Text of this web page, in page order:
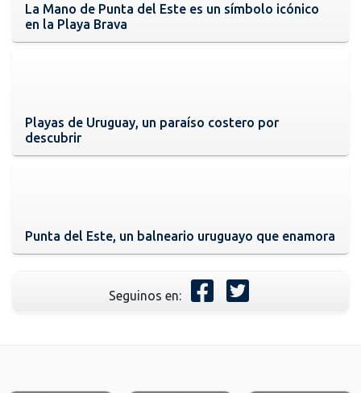
La Mano de Punta del Este es un símbolo icónico
en la Playa Brava
Playas de Uruguay, un paraíso costero por
descubrir
Punta del Este, un balneario uruguayo que enamora
Seguinos en: